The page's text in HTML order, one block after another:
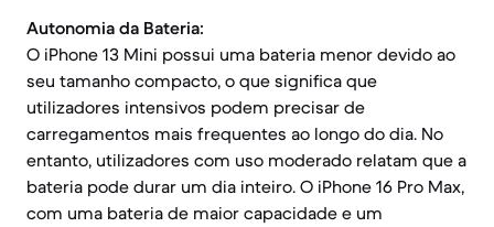
Autonomia da Bateria:
O iPhone 13 Mini possui uma bateria menor devido ao
seu tamanho compacto, o que significa que
utilizadores intensivos podem precisar de
carregamentos mais frequentes ao longo do dia. No
entanto, utilizadores com uso moderado relatam que a
bateria pode durar um dia inteiro. O iPhone 16 Pro Max,
com uma bateria de maior capacidade e um